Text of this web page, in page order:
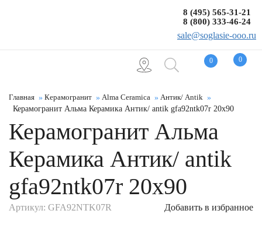
0 0
8 (495) 565-31-21
8 (800) 333-46-24
sale@soglasie-ooo.ru
Главная Керамогранит Alma Ceramica
Антик/ Antik
Керамогранит Альма Керамика Антик/ antik gfa92ntk07r 20x90
Керамогранит Альма
Керамика Антик/ antik
gfa92ntk07r 20x90
Артикул: GFA92NTK07R Добавить в избранное